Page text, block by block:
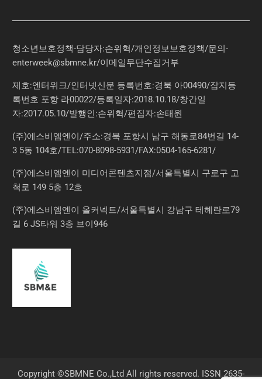
청소년보호정책-담당자:손위혁/개인정보보호정책/문의-
enterweek@sbmne.kr/이메일무단수집거부
제호:엔터위크/인터넷신문 등록번호:경북 아00490/잡지등
록번호 포항 라00022/등록일자:2018.10.18/창간일
자:2017.05.10/발행인:손위혁/편집자:손태원
(주)에스비엠엔이/주소:경북 포항시 남구 해동로84번길 14-
3 5동 104호/TEL:070-8098-5931/FAX:0504-165-6281/
(주)에스비엠엔이 미디어콘텐츠지점/서울특별시 구로구 고
척로 149 5층 12호
(주)에스비엠엔이 올커넥트/서울특별시 강남구 테헤란로79
길 6 JS타워 3층 브이946
Copyright ©SBMNE Co.,Ltd All rights reserved. ISSN 2635-